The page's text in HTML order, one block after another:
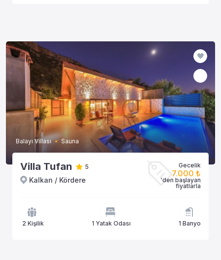
Balayı Villası Sauna
Villa Tufan 5
Kalkan / Kördere
Gecelik
7.000 ₺
'den başlayan
fiyatlarla
2 Kişilik 1 Yatak Odası 1 Banyo